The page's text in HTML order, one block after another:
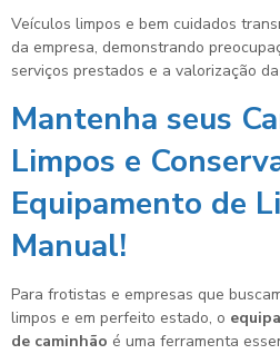
Veículos limpos e bem cuidados
da empresa, demonstrando
serviços prestados e a valorização
Mantenha seus
Limpos e
Equipamento de
Manual!
Para frotistas e empresas que
limpos e em perfeito estado, o
de caminhão é uma ferramenta